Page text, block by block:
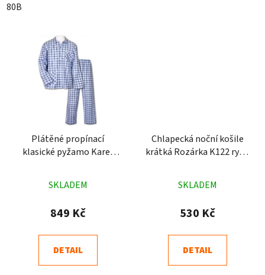
80B
Plátěné propínací
klasické pyžamo Karel
hodnocení
produktu
4,5
z
SKLADEM
849 Kč
DETAIL
Chlapecká noční košile
krátká Rozárka K122 ryba
hodnocení
produktu
4,9
z
SKLADEM
530 Kč
DETAIL